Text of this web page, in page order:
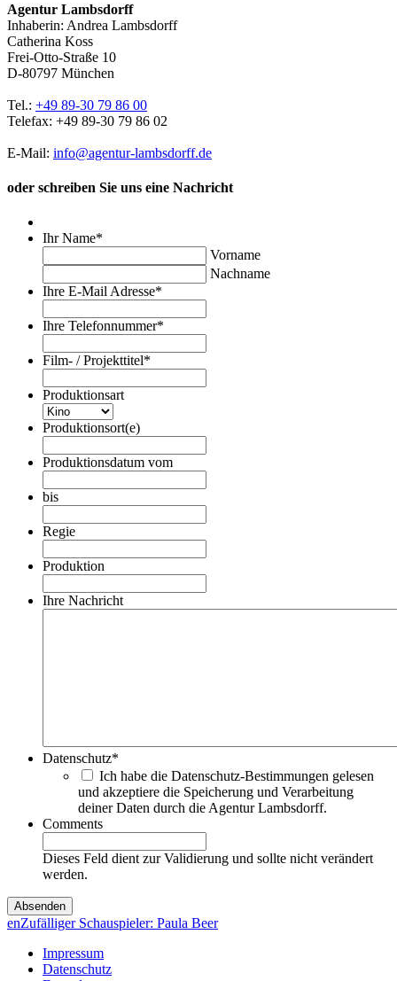
Agentur Lambsdorff
Inhaberin: Andrea Lambsdorff
Catherina Koss
Frei-Otto-Straße 10
D-80797 München
Tel.: +49 89-30 79 86 00
Telefax: +49 89-30 79 86 02
E-Mail: info@agentur-lambsdorff.de
oder schreiben Sie uns eine Nachricht
Ihr Name*
Vorname
Nachname
Ihre E-Mail Adresse*
Ihre Telefonnummer*
Film- / Projekttitel*
Produktionsart
Produktionsort(e)
Produktionsdatum vom
Punkt
MM
Punkt
JJJJ
bis
Punkt
MM
Punkt
JJJJ
Regie
Produktion
Ihre Nachricht
Datenschutz*
Ich habe die Datenschutz-Bestimmungen gelesen
und akzeptiere die Speicherung und Verarbeitung
deiner Daten durch die Agentur Lambsdorff.
Comments
Dieses Feld dient zur Validierung und sollte nicht verändert
werden.
enZufälliger Schauspieler: Paula Beer
Impressum
Datenschutz